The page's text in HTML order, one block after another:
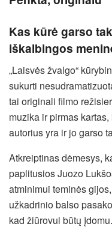
Kas kūrė garso
iškalbingos
„Laisvės žvalgo“
sukurti
tai originali filmo
muzika ir pirmas
autorius yra ir jo garso
Atkreiptinas dėmesys,
paplitusios Juozo
atminimui teminės
užkadrinio balso
kad žiūrovui būtų įdomu.